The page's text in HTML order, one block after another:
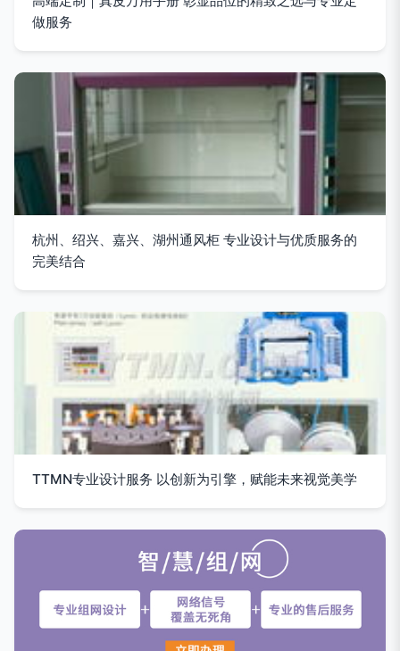
做服务
杭州、绍兴、嘉兴、湖州通风柜 专业设计与优质服务的
完美结合
TTMN专业设计服务 以创新为引擎，赋能未来视觉美学